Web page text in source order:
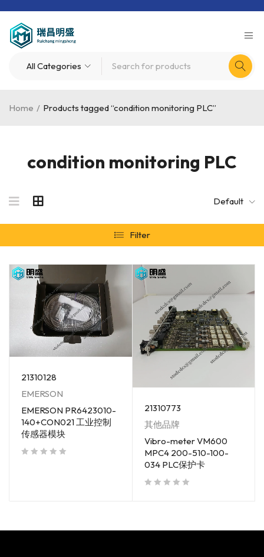
condition monitoring PLC
Home / Products tagged “condition monitoring PLC”
Default
Filter
21310128
EMERSON
EMERSON PR6423010-
140+CON021 工业控制
传感器模块
21310773
其他品牌
Vibro-meter VM600
MPC4 200-510-100-
034 PLC保护卡